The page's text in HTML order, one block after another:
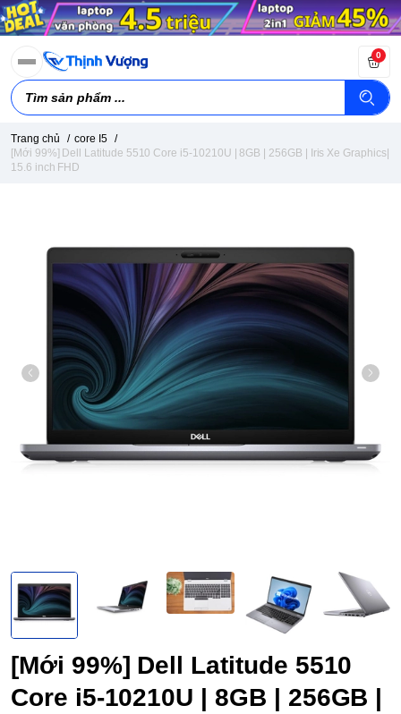
0
Trang chủ / core I5 /
[Mới 99%] Dell Latitude 5510 Core i5-10210U | 8GB | 256GB | Iris Xe Graphics|
15.6 inch FHD
[Mới 99%] Dell Latitude 5510
Core i5-10210U | 8GB | 256GB |